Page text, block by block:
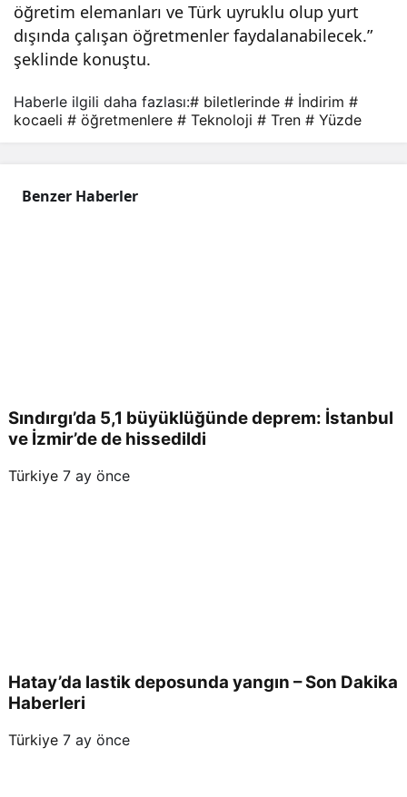
öğretim elemanları ve Türk uyruklu olup yurt
dışında çalışan öğretmenler faydalanabilecek.”
şeklinde konuştu.
Haberle ilgili daha fazlası:# biletlerinde # İndirim #
kocaeli # öğretmenlere # Teknoloji # Tren # Yüzde
Benzer Haberler
Sındırgı’da 5,1 büyüklüğünde deprem: İstanbul
ve İzmir’de de hissedildi
Türkiye 7 ay önce
Hatay’da lastik deposunda yangın – Son Dakika
Haberleri
Türkiye 7 ay önce